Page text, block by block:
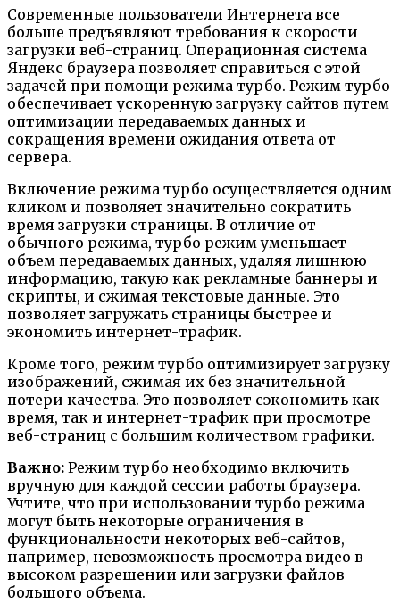
Современные пользователи Интернета все
больше предъявляют требования к скорости
загрузки веб-страниц. Операционная система
Яндекс браузера позволяет справиться с этой
задачей при помощи режима турбо. Режим турбо
обеспечивает ускоренную загрузку сайтов путем
оптимизации передаваемых данных и
сокращения времени ожидания ответа от
сервера.
Включение режима турбо осуществляется одним
кликом и позволяет значительно сократить
время загрузки страницы. В отличие от
обычного режима, турбо режим уменьшает
объем передаваемых данных, удаляя лишнюю
информацию, такую как рекламные баннеры и
скрипты, и сжимая текстовые данные. Это
позволяет загружать страницы быстрее и
экономить интернет-трафик.
Кроме того, режим турбо оптимизирует загрузку
изображений, сжимая их без значительной
потери качества. Это позволяет сэкономить как
время, так и интернет-трафик при просмотре
веб-страниц с большим количеством графики.
Важно: Режим турбо необходимо включить
вручную для каждой сессии работы браузера.
Учтите, что при использовании турбо режима
могут быть некоторые ограничения в
функциональности некоторых веб-сайтов,
например, невозможность просмотра видео в
высоком разрешении или загрузки файлов
большого объема.